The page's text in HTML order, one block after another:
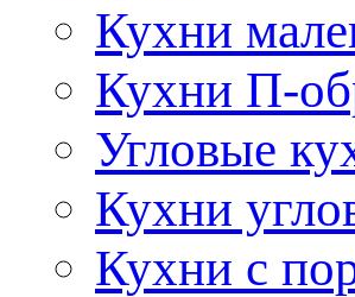
Кухни
Кухни П-
Угловые
Кухни
Кухни с